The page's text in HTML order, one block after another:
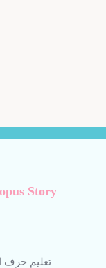
Story
تعليم حرف